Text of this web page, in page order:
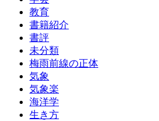
教育
書籍紹介
書評
未分類
梅雨前線の正体
気象
気象楽
海洋学
生き方